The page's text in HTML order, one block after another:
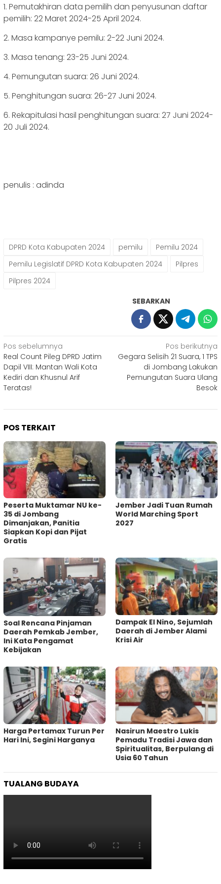
1. Pemutakhiran data pemilih dan penyusunan daftar
pemilih: 22 Maret 2024-25 April 2024.
2. Masa kampanye pemilu: 2-22 Juni 2024.
3. Masa tenang: 23-25 Juni 2024.
4. Pemungutan suara: 26 Juni 2024.
5. Penghitungan suara: 26-27 Juni 2024.
6. Rekapitulasi hasil penghitungan suara: 27 Juni 2024-
20 Juli 2024.
penulis : adinda
DPRD Kota Kabupaten 2024 pemilu
Pemilu 2024
Pemilu Legislatif DPRD Kota Kabupaten 2024
Pilpres
Pilpres 2024
SEBARKAN
Navigasi
pos
Pos sebelumnya
Real Count Pileg DPRD Jatim
Dapil VIII: Mantan Wali Kota
Kediri dan Khusnul Arif
Teratas!
Pos berikutnya
Gegara Selisih 21 Suara, 1 TPS
di Jombang Lakukan
Pemungutan Suara Ulang
Besok
POS TERKAIT
Peserta Muktamar NU ke-
35 di Jombang
Dimanjakan, Panitia
Siapkan Kopi dan Pijat
Gratis
Jember Jadi Tuan Rumah
World Marching Sport
2027
‎Soal Rencana Pinjaman
Daerah Pemkab Jember,
Ini Kata Pengamat
Kebijakan ‎
Dampak El Nino, Sejumlah
Daerah di Jember Alami
Krisi Air
Harga Pertamax Turun Per
Hari Ini, Segini Harganya
‎Nasirun Maestro Lukis
Pemadu Tradisi Jawa dan
Spiritualitas, Berpulang di
Usia 60 Tahun
TUALANG BUDAYA